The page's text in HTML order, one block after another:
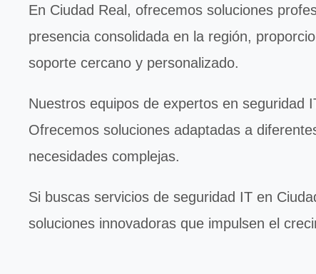
En Ciudad Real , ofrecemos soluciones
presencia consolidada en la región,
soporte cercano y personalizado.
Nuestros equipos de expertos en seguridad
Ofrecemos soluciones adaptadas a
necesidades complejas.
Si buscas servicios de seguridad IT en
soluciones innovadoras que impulsen el